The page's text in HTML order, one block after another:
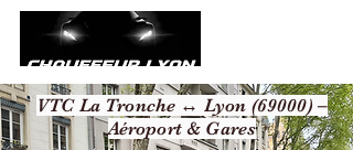
VTC La Tronche ↔ Lyon (69000) –
Aéroport & Gares